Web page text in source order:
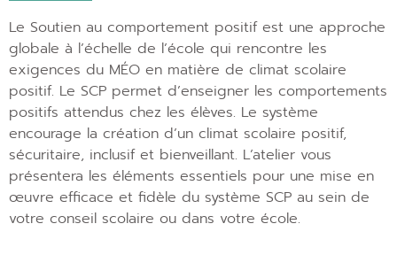
Le Soutien au comportement positif est une approche
globale à l’échelle de l’école qui rencontre les
exigences du MÉO en matière de climat scolaire
positif. Le SCP permet d’enseigner les comportements
positifs attendus chez les élèves. Le système
encourage la création d’un climat scolaire positif,
sécuritaire, inclusif et bienveillant. L’atelier vous
présentera les éléments essentiels pour une mise en
œuvre efficace et fidèle du système SCP au sein de
votre conseil scolaire ou dans votre école.